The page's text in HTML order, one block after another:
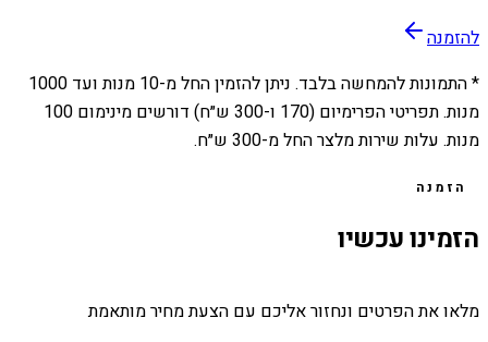
להזמנה
* התמונות להמחשה בלבד. ניתן להזמין החל מ-10 מנות ועד 1000
מנות. תפריטי הפרימיום (170 ו-300 ש״ח) דורשים מינימום 100
מנות. עלות שירות מלצר החל מ-300 ש״ח.
הזמנה
הזמינו עכשיו
מלאו את הפרטים ונחזור אליכם עם הצעת מחיר מותאמת